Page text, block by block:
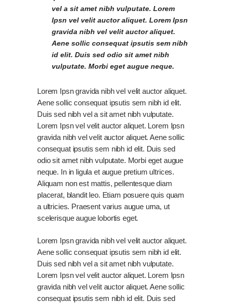
vel a sit amet nibh vulputate. Lorem
Ipsn vel velit auctor aliquet. Lorem Ipsn
gravida nibh vel velit auctor aliquet.
Aene sollic consequat ipsutis sem nibh
id elit. Duis sed odio sit amet nibh
vulputate. Morbi eget augue neque.
Lorem Ipsn gravida nibh vel velit auctor aliquet.
Aene sollic consequat ipsutis sem nibh id elit.
Duis sed nibh vel a sit amet nibh vulputate.
Lorem Ipsn vel velit auctor aliquet. Lorem Ipsn
gravida nibh vel velit auctor aliquet. Aene sollic
consequat ipsutis sem nibh id elit. Duis sed
odio sit amet nibh vulputate. Morbi eget augue
neque. In in ligula et augue pretium ultrices.
Aliquam non est mattis, pellentesque diam
placerat, blandit leo. Etiam posuere quis quam
a ultricies. Praesent varius augue urna, ut
scelerisque augue lobortis eget.
Lorem Ipsn gravida nibh vel velit auctor aliquet.
Aene sollic consequat ipsutis sem nibh id elit.
Duis sed nibh vel a sit amet nibh vulputate.
Lorem Ipsn vel velit auctor aliquet. Lorem Ipsn
gravida nibh vel velit auctor aliquet. Aene sollic
consequat ipsutis sem nibh id elit. Duis sed